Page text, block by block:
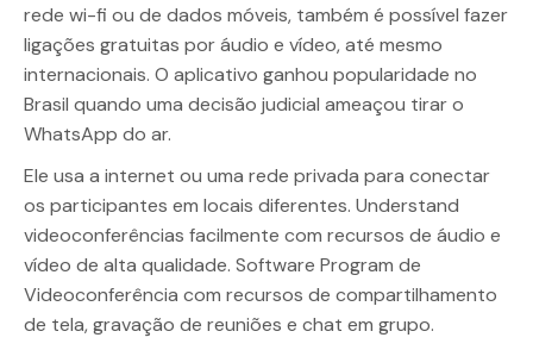
rede wi-fi ou de dados móveis, também é possível fazer
ligações gratuitas por áudio e vídeo, até mesmo
internacionais. O aplicativo ganhou popularidade no
Brasil quando uma decisão judicial ameaçou tirar o
WhatsApp do ar.
Ele usa a internet ou uma rede privada para conectar
os participantes em locais diferentes. Understand
videoconferências facilmente com recursos de áudio e
vídeo de alta qualidade. Software Program de
Videoconferência com recursos de compartilhamento
de tela, gravação de reuniões e chat em grupo.